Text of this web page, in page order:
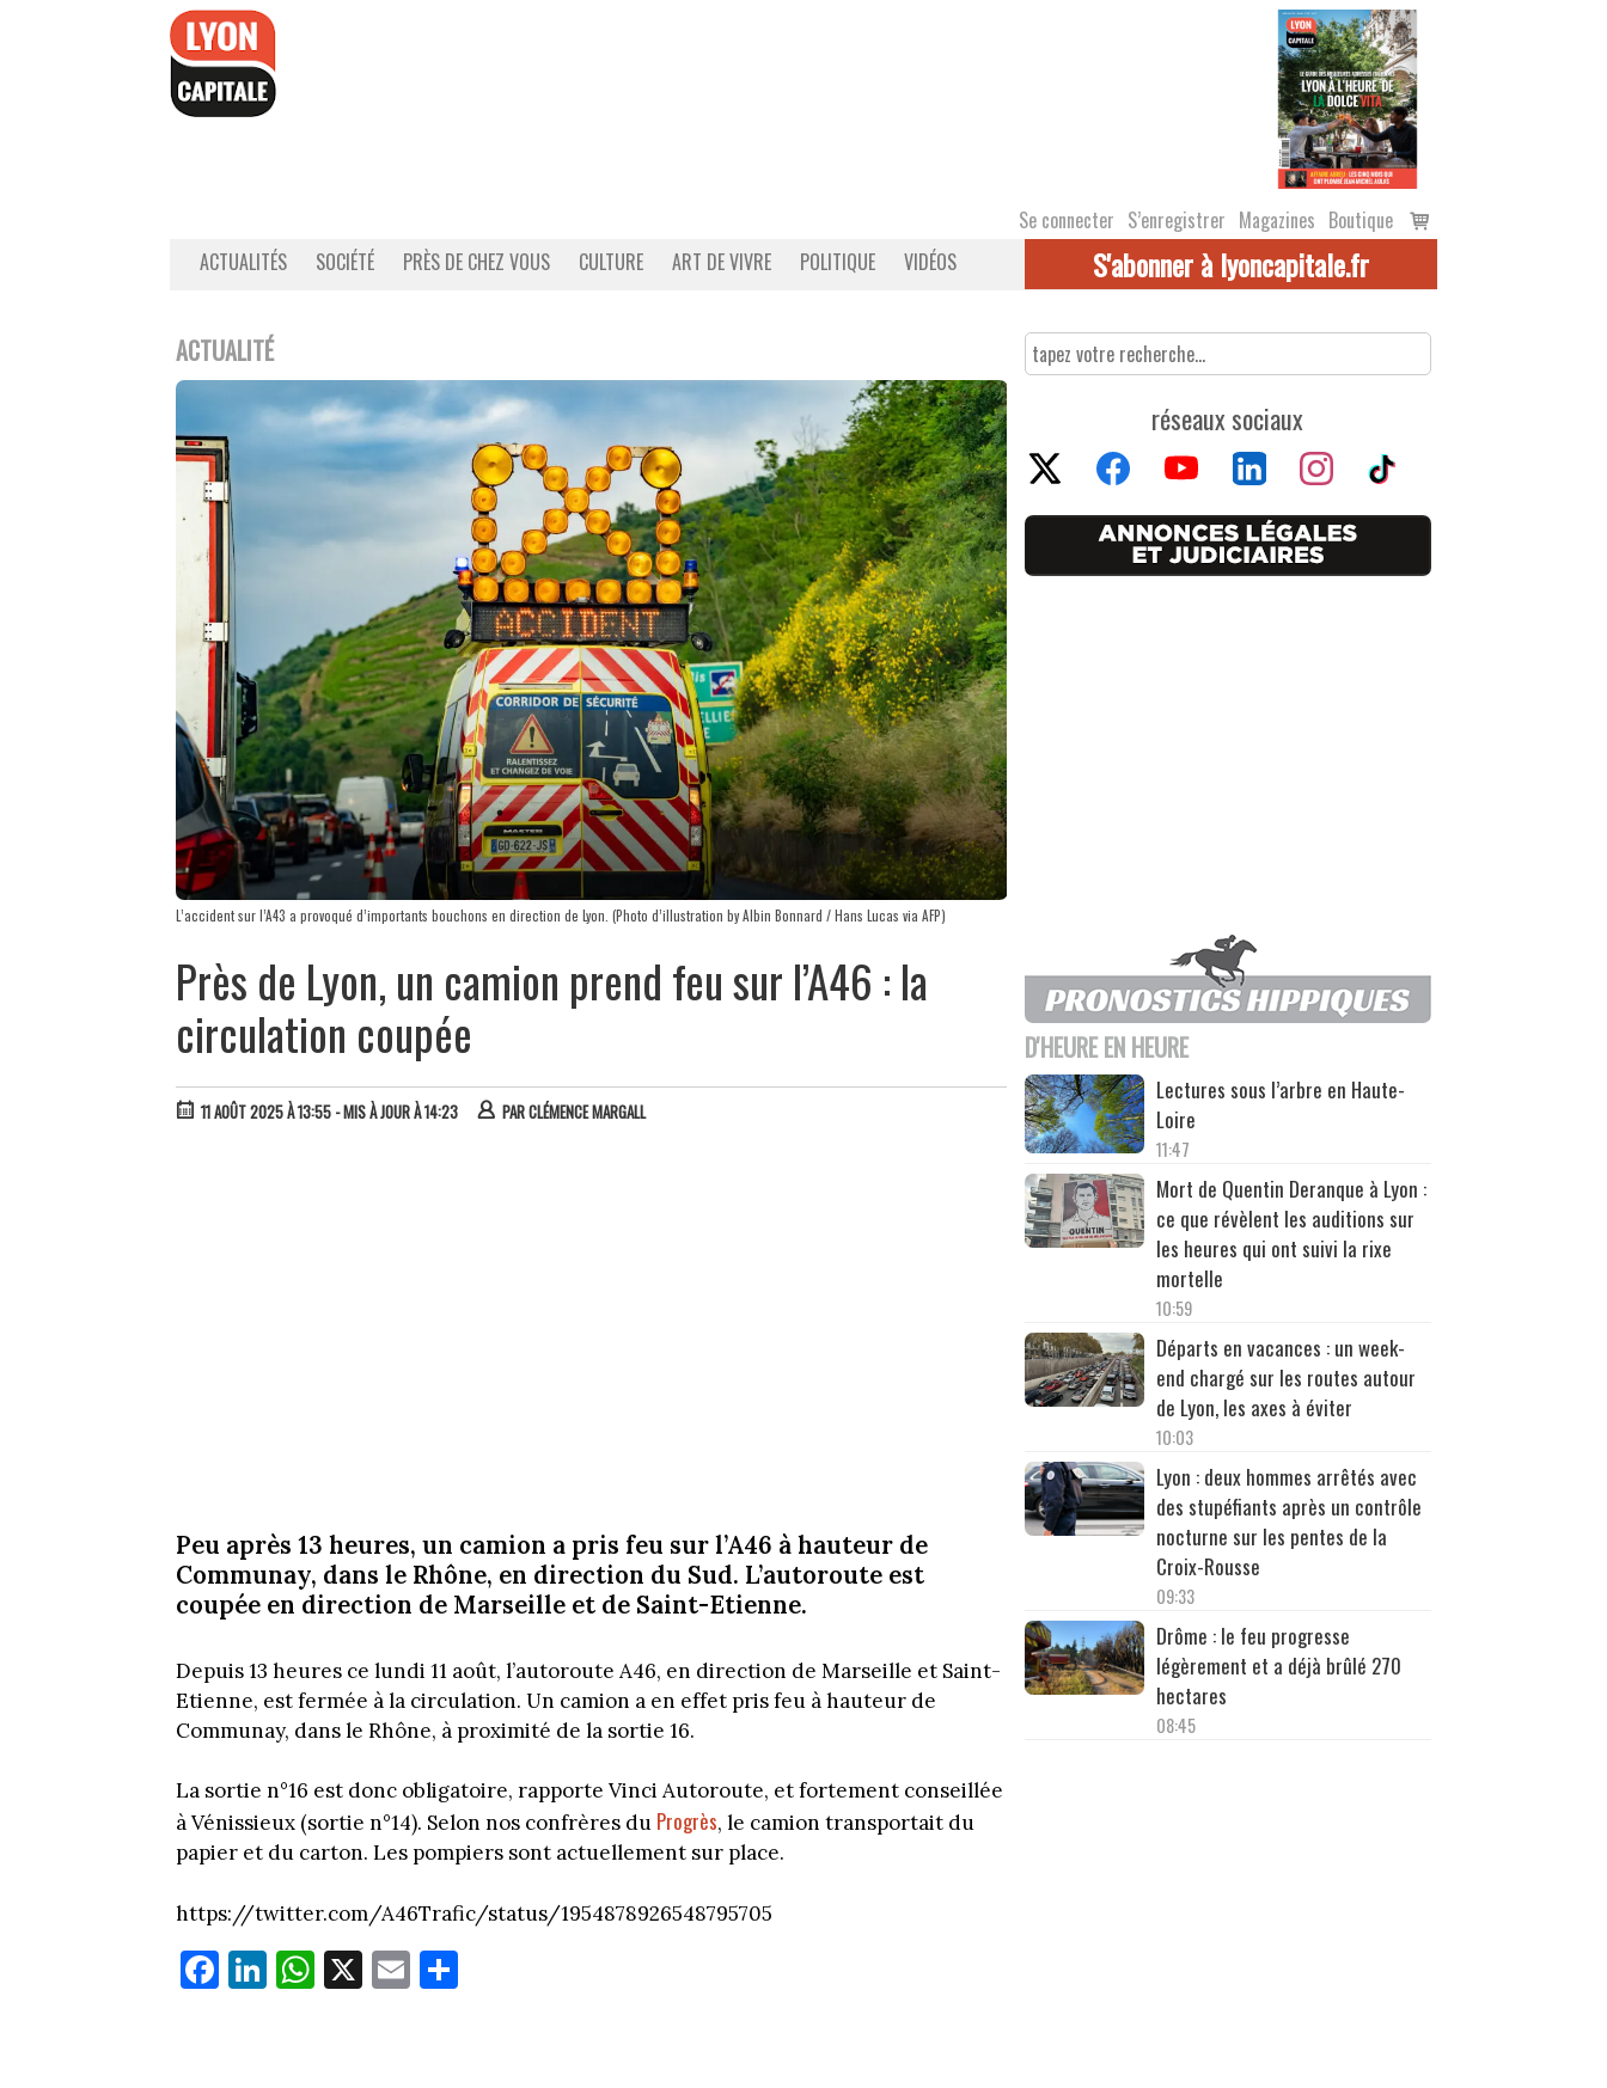
Se connecter S’enregistrer Magazines Boutique
Voir
le
ACTUALITÉS SOCIÉTÉ PRÈS DE CHEZ VOUS CULTURE ART DE VIVRE POLITIQUE VIDÉOS S'abonner à lyoncapitale.fr
ACTUALITÉ
L’accident sur l’A43 a provoqué d’importants bouchons en direction de Lyon. (Photo d’illustration by Albin Bonnard / Hans Lucas via AFP)
Près de Lyon, un camion prend feu sur l’A46 : la
circulation coupée
11 AOÛT 2025 À 13:55 - MIS À JOUR À 14:23 PARCLÉMENCE MARGALL
Peu après 13 heures, un camion a pris feu sur l’A46 à hauteur de
Communay, dans le Rhône, en direction du Sud. L’autoroute est
coupée en direction de Marseille et de Saint-Etienne.
Depuis 13 heures ce lundi 11 août, l’autoroute A46, en direction de Marseille et Saint-
Etienne, est fermée à la circulation. Un camion a en effet pris feu à hauteur de
Communay, dans le Rhône, à proximité de la sortie 16.
La sortie n°16 est donc obligatoire, rapporte Vinci Autoroute, et fortement conseillée
à Vénissieux (sortie n°14). Selon nos confrères du Progrès, le camion transportait du
papier et du carton. Les pompiers sont actuellement sur place.
https://twitter.com/A46Trafic/status/1954878926548795705
Fa
ce
Li
nk
W
ha
X E
m
réseaux sociaux
D'HEURE EN HEURE
Lectures sous l’arbre en Haute-
Loire
11:47
Mort de Quentin Deranque à Lyon :
ce que révèlent les auditions sur
les heures qui ont suivi la rixe
mortelle
10:59
Départs en vacances : un week-
end chargé sur les routes autour
de Lyon, les axes à éviter
10:03
Lyon : deux hommes arrêtés avec
des stupéfiants après un contrôle
nocturne sur les pentes de la
Croix-Rousse
09:33
Drôme : le feu progresse
légèrement et a déjà brûlé 270
hectares
08:45